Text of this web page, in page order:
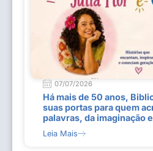
07/07/2026
Há mais de 50 anos,
suas portas para quem
palavras, da imaginação
Leia Mais